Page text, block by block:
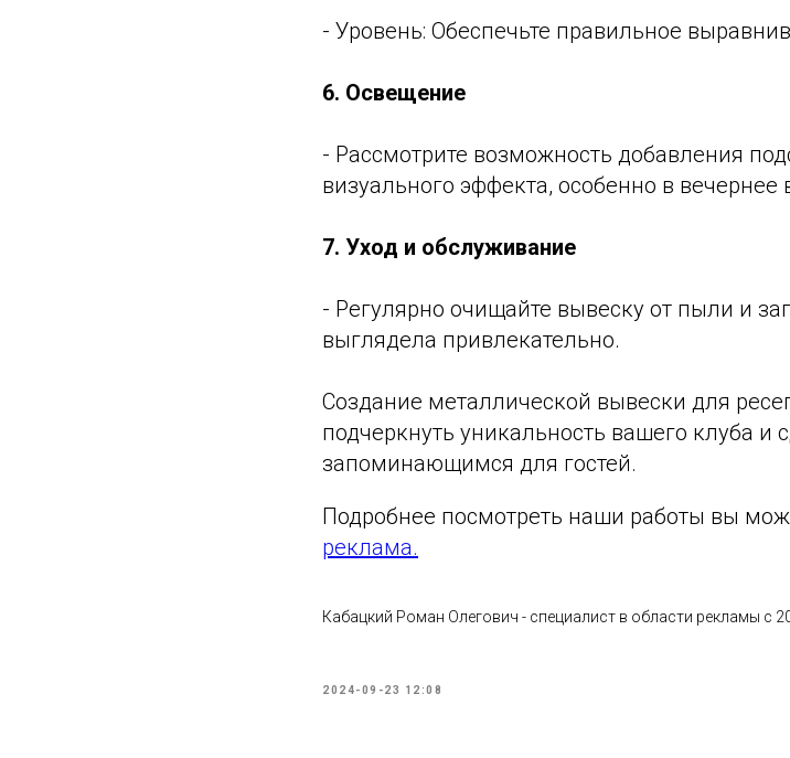
- Уровень: Обеспечьте правильное
6. Освещение
- Рассмотрите возможность добавления
визуального эффекта, особенно в вечернее
7. Уход и обслуживание
- Регулярно очищайте вывеску от пыли и
выглядела привлекательно.
Создание металлической вывески для
подчеркнуть уникальность вашего клуба и
запоминающимся для гостей.
Подробнее посмотреть наши работы вы
реклама.
Кабацкий Роман Олегович - специалист в области рекламы с
2024-09-23 12:08